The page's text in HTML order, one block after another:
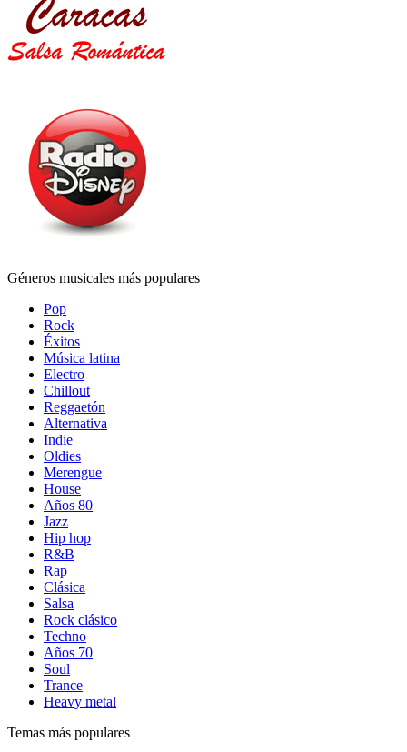
Géneros musicales más populares
Pop
Rock
Éxitos
Música latina
Electro
Chillout
Reggaetón
Alternativa
Indie
Oldies
Merengue
House
Años 80
Jazz
Hip hop
R&B
Rap
Clásica
Salsa
Rock clásico
Techno
Años 70
Soul
Trance
Heavy metal
Temas más populares